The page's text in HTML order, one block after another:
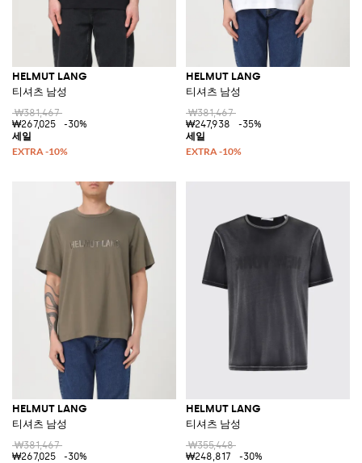
HELMUT LANG
티셔츠 남성
₩381,467
₩267,025
-30%
HELMUT LANG
티셔츠 남성
₩381,467
₩247,938
-35%
HELMUT LANG
티셔츠 남성
₩381,467
₩267,025
-30%
HELMUT LANG
티셔츠 남성
₩355,448
₩248,817
-30%